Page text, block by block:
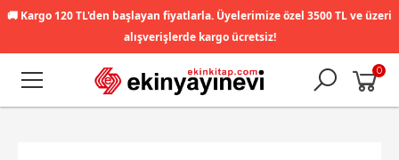
🚚 Kargo 120 TL'den başlayan fiyatlarla. Üyelerimize özel 3500 TL ve üzeri
alışverişlerde kargo ücretsiz!
0